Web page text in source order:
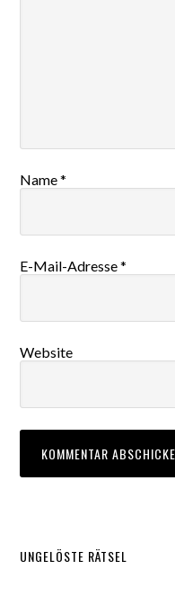
Name*
E-Mail-Adresse*
Website
UNGELÖSTE RÄTSEL